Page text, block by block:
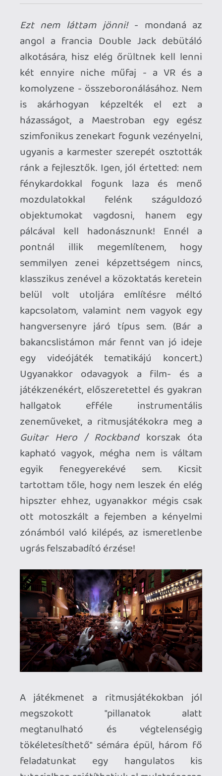
hangversenyre járó típus sem. (Bár a
bakancslistámon már fennt van jó ideje
egy videójáték tematikájú koncert.)
Ugyanakkor odavagyok a film- és a
játékzenékért, előszeretettel és gyakran
hallgatok efféle instrumentális
zeneműveket, a ritmusjátékokra meg a
Guitar Hero / Rockbandkorszak óta
kapható vagyok, mégha nem is váltam
egyik fenegyerekévé sem. Kicsit
tartottam tőle, hogy nem leszek én elég
hipszter ehhez, ugyanakkor mégis csak
ott motoszkált a fejemben a kényelmi
zónámból való kilépés, az ismeretlenbe
ugrás felszabadító érzése!
A játékmenet a ritmusjátékokban jól
megszokott "pillanatok alatt
megtanulható és végtelenségig
tökéletesíthető" sémára épül, három fő
feladatunkat egy hangulatos kis
tutorialban sajátíthatjuk el mulatságosan
sznob inasunk instruálásával:
a pálcánkat a kért irányokba
mozgatva adjuk meg a tempót,
néha határozottabb mozdulatokra
és mindkét kezünkre szükség lesz a
boldoguláshoz,
a másik kezünkkel a zenészek,
illetve a zenekar szekcióinak (pl:
vonósok, ütősök) belépését kell
eltalálnunk,
valamint szabad kezünk
emelésével, leengedésével a
hangerőt kontrollálni.
A gombkiosztással nem fogunk sokat
mondok még jobbat: akár a
kontrollereinket is félretehetjük, ha
hajlandóak vagyunk azok haptikus
visszajelzéséről lemondani!A Maestro
teljes mellszélességgel támogatja a
PlayStation VR2 kézkövetési
képességét és teszi ezt olyan
pontossággal, hogy az égvilágon semmi
értelme nincs holmi PS VR2 Sensekkel
az inkább kikapcsolódásnak, mintsem
kihívásnak belőtt szinten, ahol virtuális
komolyzenei karrierem elképzeltem. A
játék nehézsége három fokozatban
állítható, a könnyű számomra egyáltalán
nem tartogatott kihívást, de néhány
órányi belerázódás után normál